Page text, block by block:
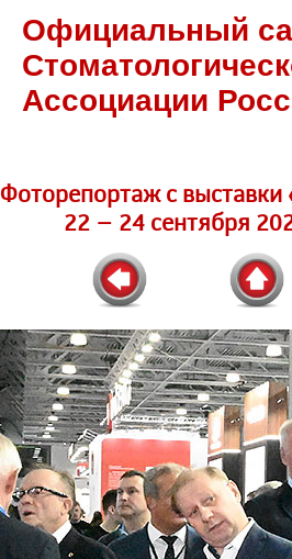
Официальный
Ассоциации
Фоторепортаж c выставки
22 – 24 сентября